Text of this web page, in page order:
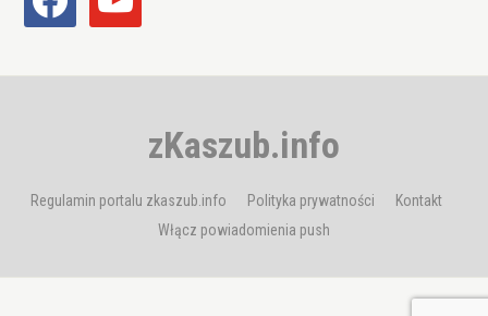
zKaszub.info
Regulamin portalu zkaszub.info Polityka prywatności
Kontakt
Włącz powiadomienia push